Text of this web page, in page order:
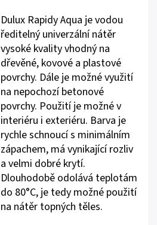
Dulux Rapidy Aqua je vodou
ředitelný univerzální nátěr
vysoké kvality vhodný na
dřevěné, kovové a plastové
povrchy. Dále je možné využití
na nepochozí betonové
povrchy. Použití je možné v
interiéru i exteriéru. Barva je
rychle schnoucí s minimálním
zápachem, má vynikající rozliv
a velmi dobré krytí.
Dlouhodobě odolává teplotám
do 80°C, je tedy možné použití
na nátěr topných těles.